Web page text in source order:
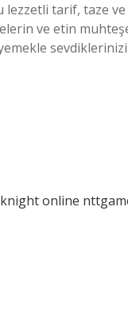
lezzetli tarif, taze
ve etin
knight online